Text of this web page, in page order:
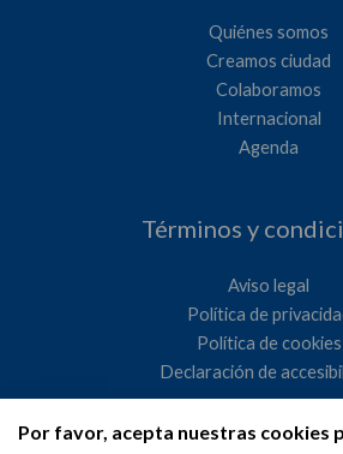
Por favor, acepta nuestras cookies
Quiénes somos
Creamos ciudad
Colaboramos
Internacional
Agenda
Términos y
Aviso legal
Política de
Política de cookies
Declaración de